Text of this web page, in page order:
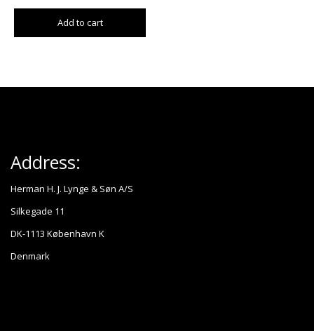
Add to cart
Address:
Herman H. J. Lynge & Søn A/S
Silkegade 11
DK-1113 København K
Denmark